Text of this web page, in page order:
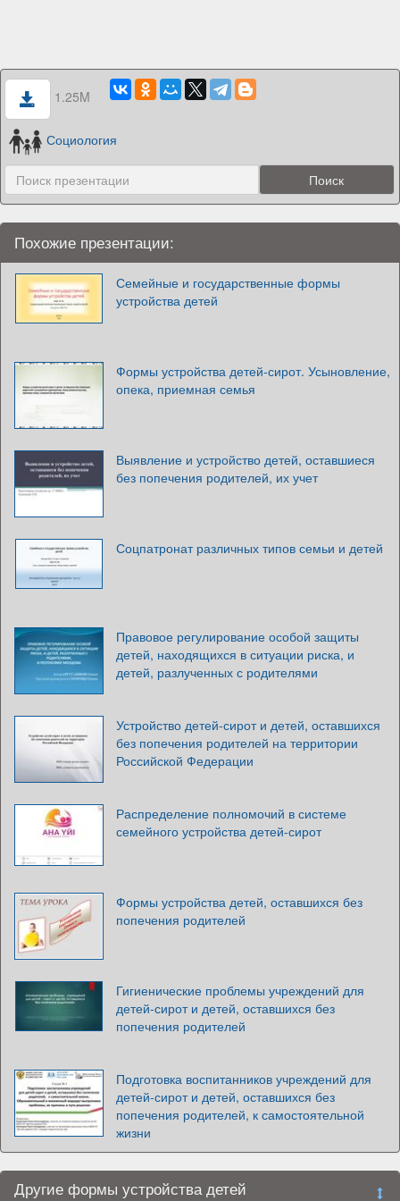
1.25M
Социология
Похожие презентации:
Семейные и государственные формы
устройства детей
Формы устройства детей-сирот. Усыновление,
опека, приемная семья
Выявление и устройство детей, оставшиеся
без попечения родителей, их учет
Соцпатронат различных типов семьи и детей
Правовое регулирование особой защиты
детей, находящихся в ситуации риска, и
детей, разлученных с родителями
Устройство детей-сирот и детей, оставшихся
без попечения родителей на территории
Российской Федерации
Распределение полномочий в системе
семейного устройства детей-сирот
Формы устройства детей, оставшихся без
попечения родителей
Гигиенические проблемы учреждений для
детей-сирот и детей, оставшихся без
попечения родителей
Подготовка воспитанников учреждений для
детей-сирот и детей, оставшихся без
попечения родителей, к самостоятельной
жизни
Другие формы устройства детей